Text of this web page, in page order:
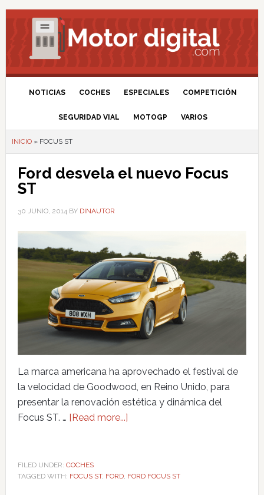
NOTICIAS COCHES ESPECIALES COMPETICIÓN
SEGURIDAD VIAL MOTOGP VARIOS
INICIO» FOCUS ST
Ford desvela el nuevo Focus
ST
30 JUNIO, 2014BY DINAUTOR
La marca americana ha aprovechado el festival de
la velocidad de Goodwood, en Reino Unido, para
presentar la renovación estética y dinámica del
Focus ST. … [Read more...]
FILED UNDER: COCHES
TAGGED WITH: FOCUS ST, FORD, FORD FOCUS ST